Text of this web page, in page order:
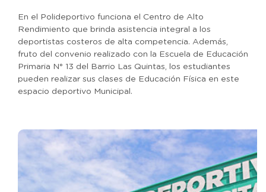
En el Polideportivo funciona el Centro de Alto
Rendimiento que brinda asistencia integral a los
deportistas costeros de alta competencia. Además,
fruto del convenio realizado con la Escuela de Educación
Primaria N° 13 del Barrio Las Quintas, los estudiantes
pueden realizar sus clases de Educación Física en este
espacio deportivo Municipal.